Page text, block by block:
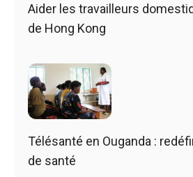
Aider les travailleurs
de Hong Kong
Télésanté en Ouganda :
de santé